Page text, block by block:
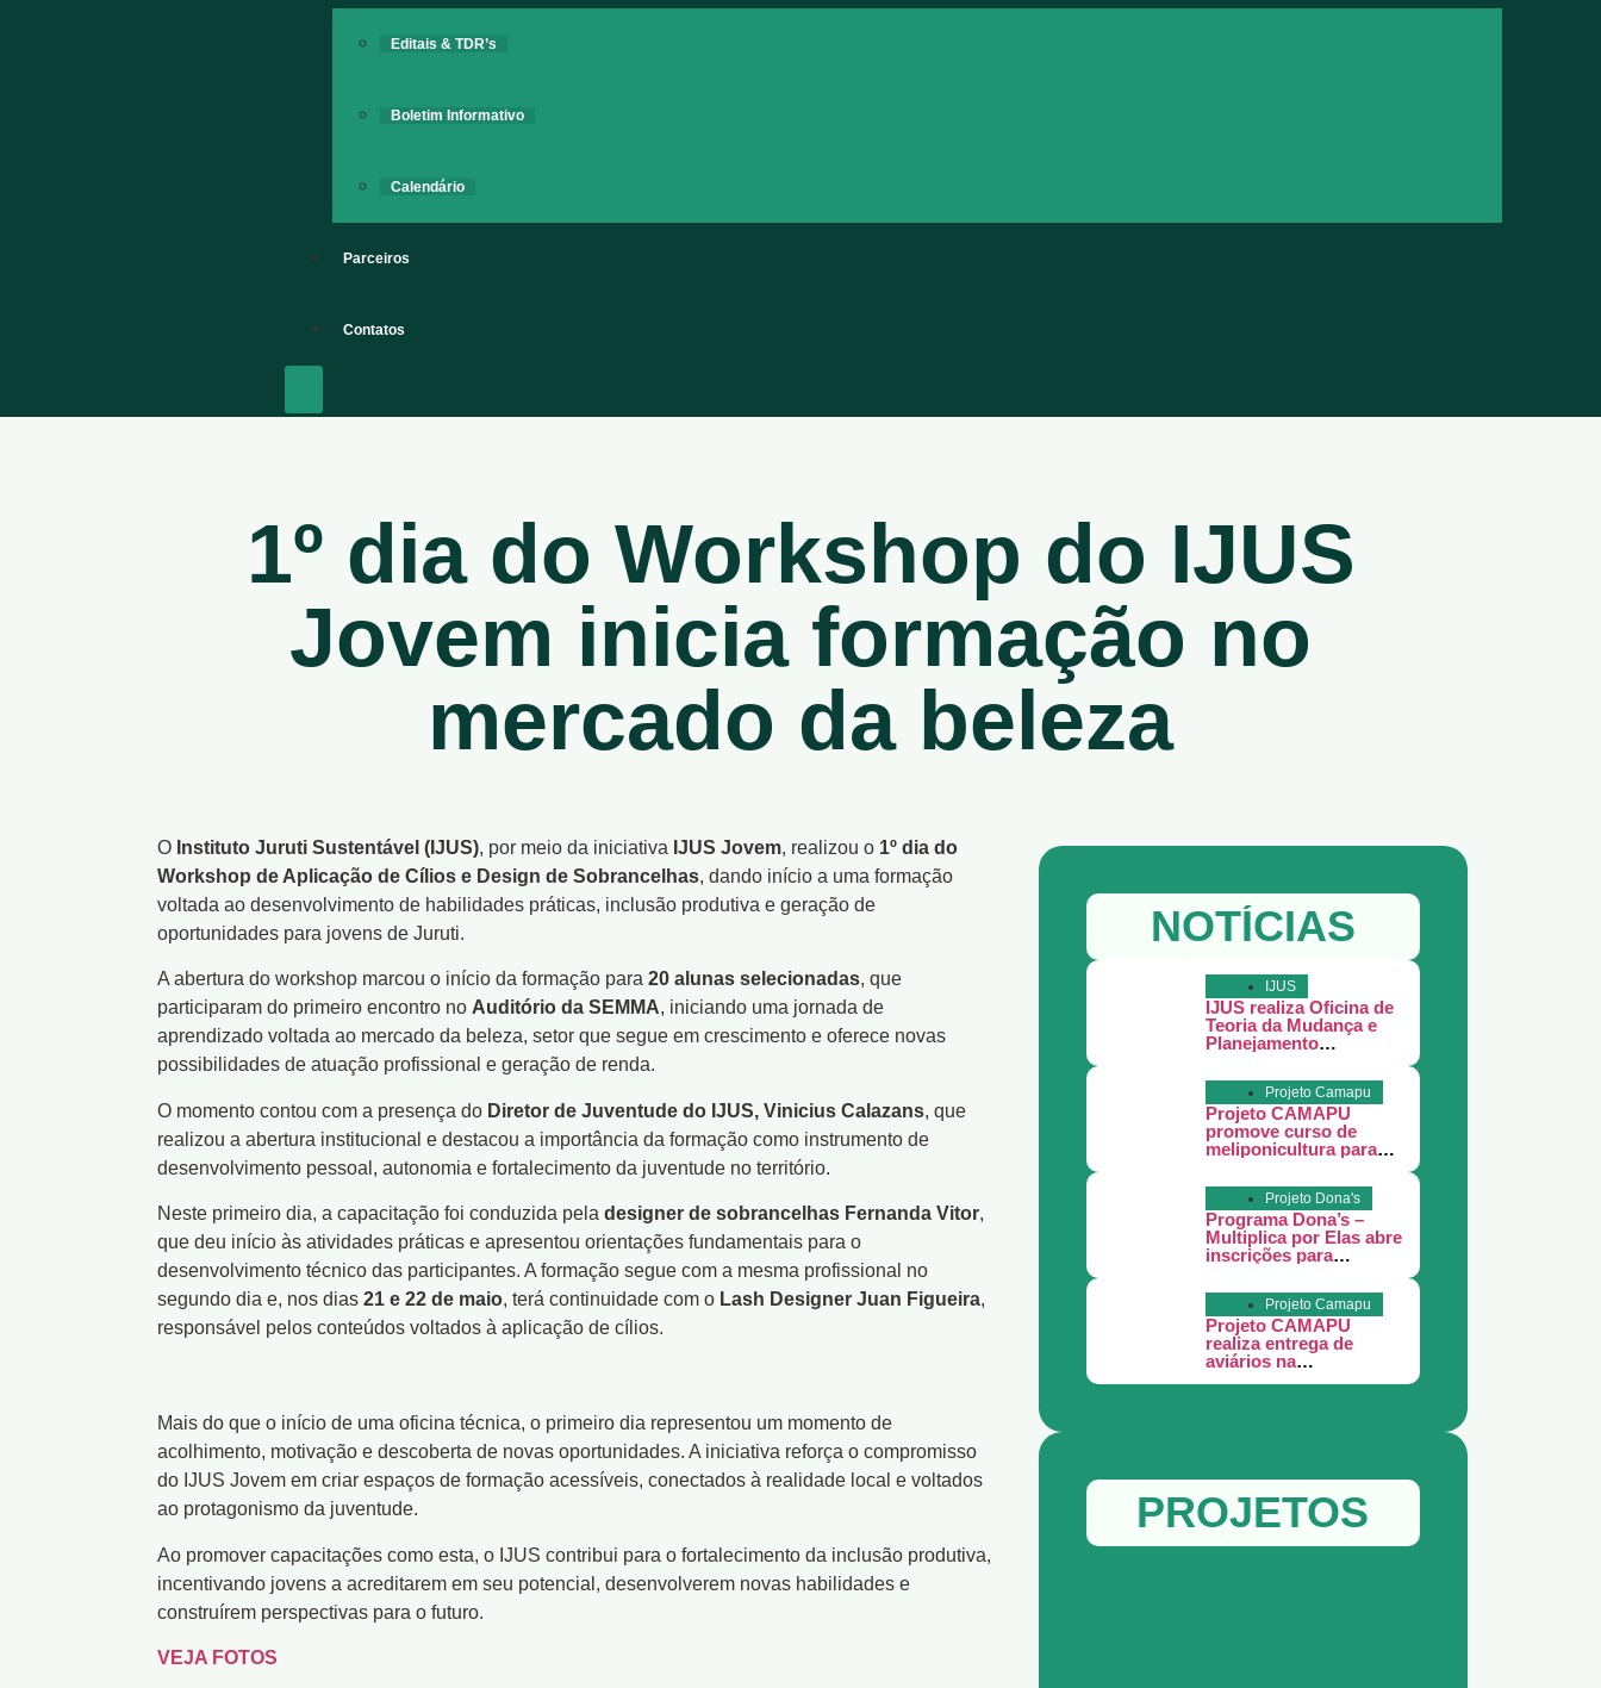
Editais & TDR’s
Boletim Informativo
Calendário
Parceiros
Contatos
1º dia do Workshop do IJUS
Jovem inicia formação no
mercado da beleza
O Instituto Juruti Sustentável (IJUS), por meio da iniciativa IJUS Jovem, realizou o 1º dia do
Workshop de Aplicação de Cílios e Design de Sobrancelhas, dando início a uma formação
voltada ao desenvolvimento de habilidades práticas, inclusão produtiva e geração de
oportunidades para jovens de Juruti.
A abertura do workshop marcou o início da formação para 20 alunas selecionadas, que
participaram do primeiro encontro no Auditório da SEMMA, iniciando uma jornada de
aprendizado voltada ao mercado da beleza, setor que segue em crescimento e oferece novas
possibilidades de atuação profissional e geração de renda.
O momento contou com a presença do Diretor de Juventude do IJUS, Vinicius Calazans, que
realizou a abertura institucional e destacou a importância da formação como instrumento de
desenvolvimento pessoal, autonomia e fortalecimento da juventude no território.
Neste primeiro dia, a capacitação foi conduzida pela designer de sobrancelhas Fernanda Vitor,
que deu início às atividades práticas e apresentou orientações fundamentais para o
desenvolvimento técnico das participantes. A formação segue com a mesma profissional no
segundo dia e, nos dias 21 e 22 de maio, terá continuidade com o Lash Designer Juan Figueira,
responsável pelos conteúdos voltados à aplicação de cílios.
Mais do que o início de uma oficina técnica, o primeiro dia representou um momento de
acolhimento, motivação e descoberta de novas oportunidades. A iniciativa reforça o compromisso
do IJUS Jovem em criar espaços de formação acessíveis, conectados à realidade local e voltados
ao protagonismo da juventude.
Ao promover capacitações como esta, o IJUS contribui para o fortalecimento da inclusão produtiva,
incentivando jovens a acreditarem em seu potencial, desenvolverem novas habilidades e
construírem perspectivas para o futuro.
VEJA FOTOS
NOTÍCIAS
IJUS
IJUS realiza Oficina de
Teoria da Mudança e
Planejamento
Projeto Camapu
Projeto CAMAPU
promove curso de
meliponicultura para
Juruti.
Projeto Dona's
Programa Dona’s –
Multiplica por Elas abre
inscrições para
empreendedoras em
Juruti
Projeto Camapu
Projeto CAMAPU
realiza entrega de
aviários na
PROJETOS